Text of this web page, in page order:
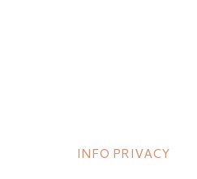
INFO PRIVACY